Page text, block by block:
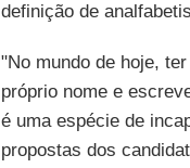
definição de
"No mundo de hoje,
próprio nome e
é uma espécie de
propostas dos